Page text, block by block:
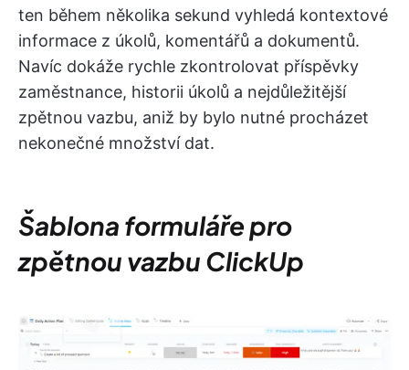
ten během několika sekund vyhledá kontextové
informace z úkolů, komentářů a dokumentů.
Navíc dokáže rychle zkontrolovat příspěvky
zaměstnance, historii úkolů a nejdůležitější
zpětnou vazbu, aniž by bylo nutné procházet
nekonečné množství dat.
Šablona formuláře pro
zpětnou vazbu ClickUp